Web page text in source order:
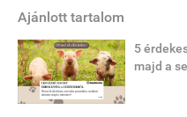
Ajánlott tartalom
5
majd a